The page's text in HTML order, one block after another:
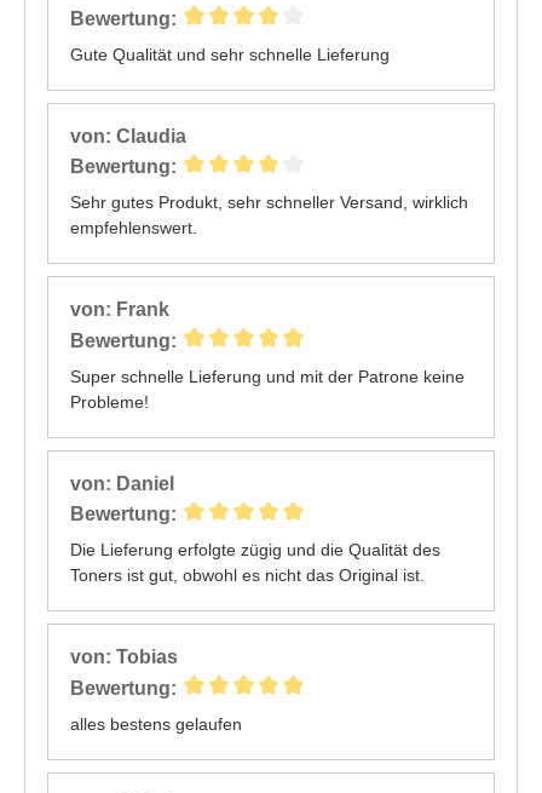
Bewertung:
Gute Qualität und sehr schnelle Lieferung
von: Claudia
Bewertung:
Sehr gutes Produkt, sehr schneller Versand, wirklich
empfehlenswert.
von: Frank
Bewertung:
Super schnelle Lieferung und mit der Patrone keine
Probleme!
von: Daniel
Bewertung:
Die Lieferung erfolgte zügig und die Qualität des
Toners ist gut, obwohl es nicht das Original ist.
von: Tobias
Bewertung:
alles bestens gelaufen